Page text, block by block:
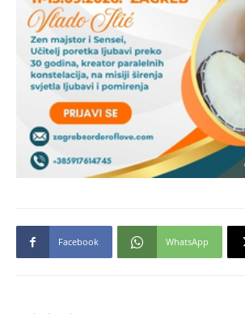
Facebook WhatsApp